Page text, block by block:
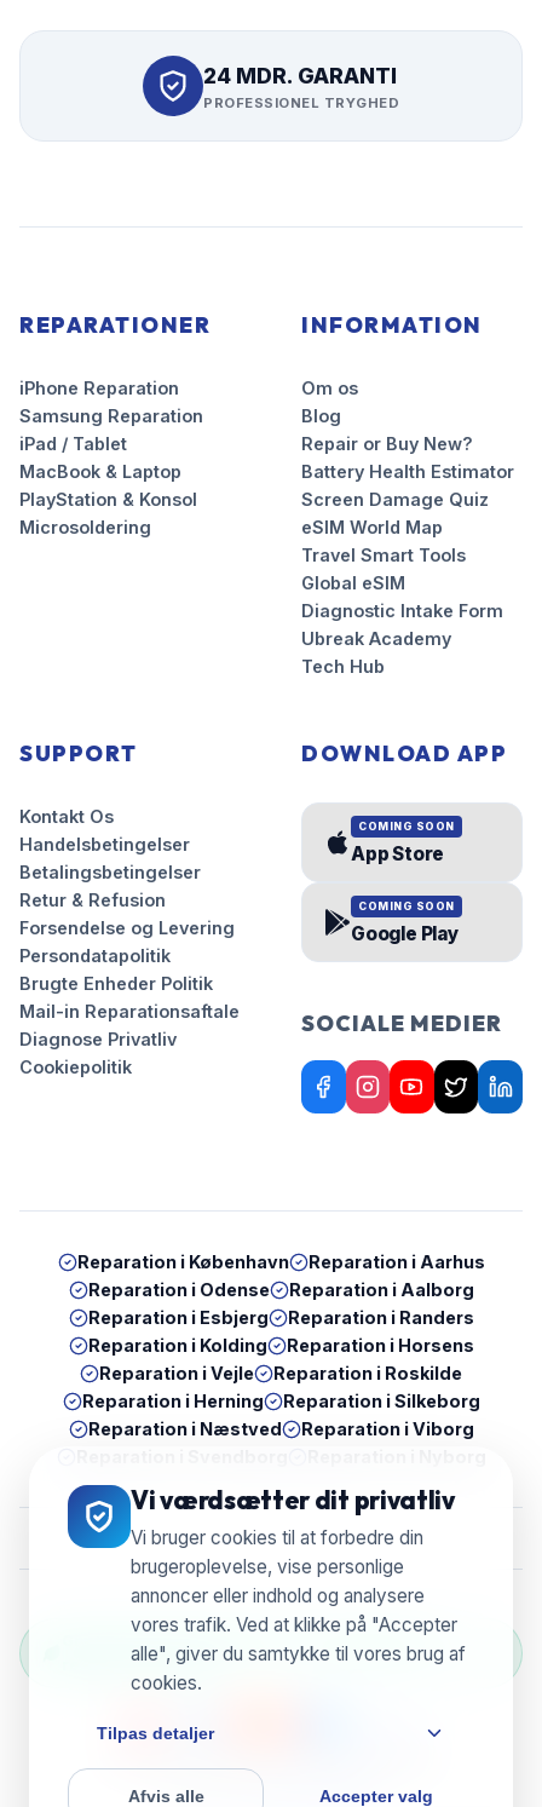
Vi værdsætter dit privatliv
Vi bruger cookies til at forbedre din
brugeroplevelse, vise personlige
annoncer eller indhold og analysere
vores trafik. Ved at klikke på "Accepter
alle", giver du samtykke til vores brug af
cookies.
Tilpas detaljer
Afvis alle Accepter valg
24 MDR. GARANTI
PROFESSIONEL TRYGHED
REPARATIONER
iPhone Reparation
Samsung Reparation
iPad / Tablet
MacBook & Laptop
PlayStation & Konsol
Microsoldering
INFORMATION
Om os
Blog
Repair or Buy New?
Battery Health Estimator
Screen Damage Quiz
eSIM World Map
Travel Smart Tools
Global eSIM
Diagnostic Intake Form
Ubreak Academy
Tech Hub
SUPPORT
Kontakt Os
Handelsbetingelser
Betalingsbetingelser
Retur & Refusion
Forsendelse og Levering
Persondatapolitik
Brugte Enheder Politik
Mail-in Reparationsaftale
Diagnose Privatliv
Cookiepolitik
DOWNLOAD APP
COMING SOON
App Store
COMING SOON
Google Play
SOCIALE MEDIER
Reparation i København Reparation i Aarhus
Reparation i Odense Reparation i Aalborg
Reparation i Esbjerg Reparation i Randers
Reparation i Kolding Reparation i Horsens
Reparation iVejle Reparation i Roskilde
Reparation i Herning Reparation i Silkeborg
Reparation i Næstved Reparation i Viborg
Grøn Reparation Selection — Vi genbruger &
reducerer e-waste
Powered by ServixerSpace